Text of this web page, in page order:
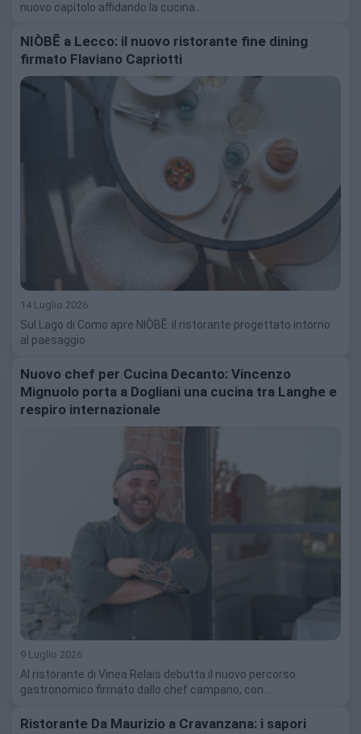
nuovo capitolo affidando la cucina…
NIÒBĒ a Lecco: il nuovo ristorante fine dining
firmato Flaviano Capriotti
14 Luglio 2026
Sul Lago di Como apre NIÒBĒ: il ristorante progettato intorno
al paesaggio
Nuovo chef per Cucina Decanto: Vincenzo
Mignuolo porta a Dogliani una cucina tra Langhe e
respiro internazionale
9 Luglio 2026
Al ristorante di Vinea Relais debutta il nuovo percorso
gastronomico firmato dallo chef campano, con…
Ristorante Da Maurizio a Cravanzana: i sapori